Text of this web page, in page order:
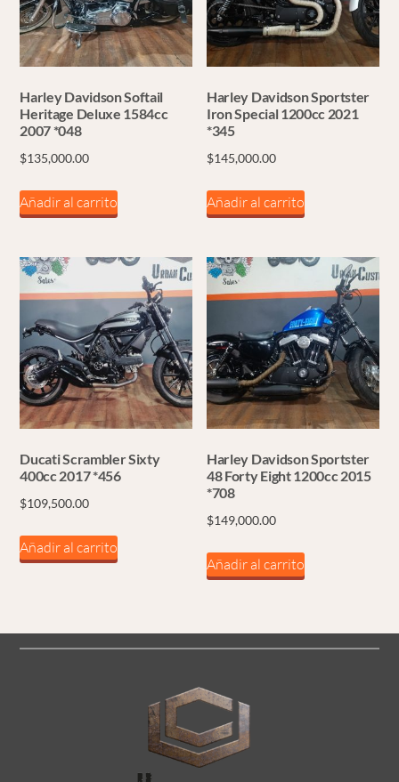
Harley Davidson Softail
Heritage Deluxe 1584cc
2007 *048
$135,000.00
Añadir al carrito
Harley Davidson Sportster
Iron Special 1200cc 2021
*345
$145,000.00
Añadir al carrito
Ducati Scrambler Sixty
400cc 2017 *456
$109,500.00
Añadir al carrito
Harley Davidson Sportster
48 Forty Eight 1200cc 2015
*708
$149,000.00
Añadir al carrito